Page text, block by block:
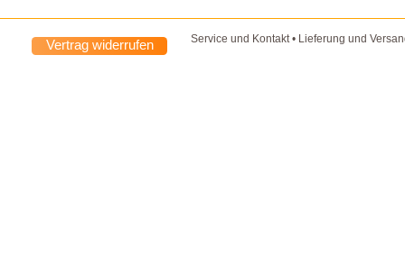
Vertrag widerrufen Service und Kontakt• Lieferung und